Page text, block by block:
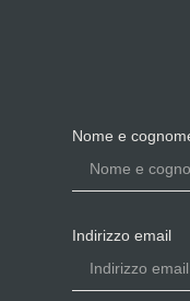
Nome e
Indirizzo email